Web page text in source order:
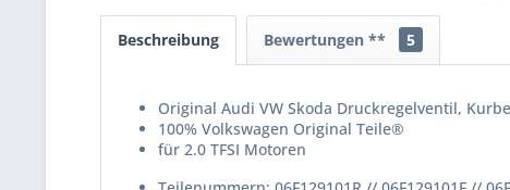
Beschreibung Bewertungen ** 5
Original Audi VW Skoda Druckregelventil,
100% Volkswagen Original Teile®
für 2.0 TFSI Motoren